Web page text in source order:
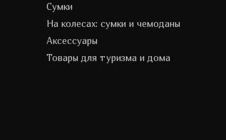
Сумки
На колесах: сумки и чемоданы
Аксессуары
Товары для туризма и дома